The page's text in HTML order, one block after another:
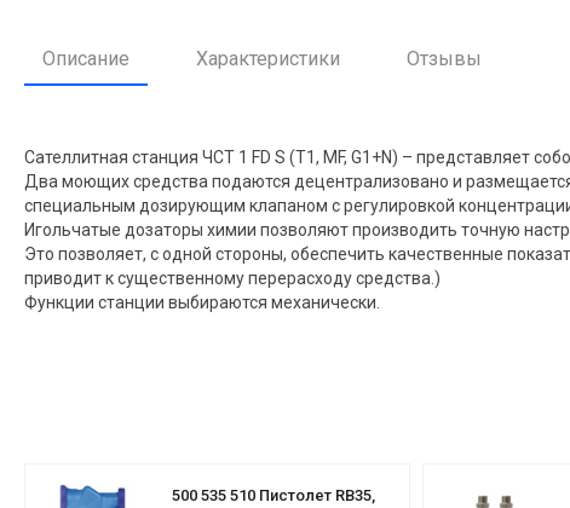
Описание Характеристики Отзывы
Сателлитная станция ЧСТ 1 FD S (Т1, MF, G1+N) – представляет
Два моющих средства подаются децентрализовано и
специальным дозирyющим клапаном с регулировкой
Игольчатые дозаторы химии позволяют производить точную
Это позволяет, с одной стороны, обеспечить качественные
приводит к существенному перерасходу средства.)
Функции станции выбираются механически.
500 535 510 Пистолет RB35,